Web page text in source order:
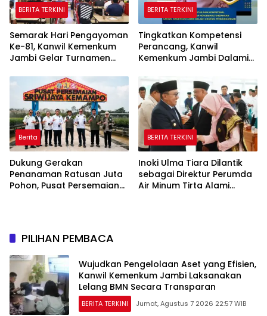
BERITA TERKINI
Semarak Hari Pengayoman
Ke-81, Kanwil Kemenkum
Jambi Gelar Turnamen
BERITA TERKINI
Tingkatkan Kompetensi
Perancang, Kanwil
Kemenkum Jambi Dalami
Peraturan Perundang-
undangan
Berita
Dukung Gerakan
Penanaman Ratusan Juta
Pohon, Pusat Persemaian
BERITA TERKINI
Inoki Ulma Tiara Dilantik
sebagai Direktur Perumda
Air Minum Tirta Alami
PILIHAN PEMBACA
Wujudkan Pengelolaan Aset yang Efisien,
Kanwil Kemenkum Jambi Laksanakan
Lelang BMN Secara Transparan
BERITA TERKINI Jumat, Agustus 7 2026 22:57 WIB